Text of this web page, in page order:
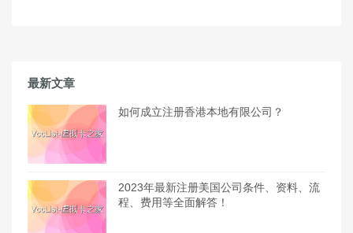
最新文章
如何成立注册香港本地有限公司？
2023年最新注册美国公司条件、资料、流
程、费用等全面解答！